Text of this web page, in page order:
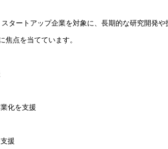
タートアップ企業を対象に、長期的な研究開発
点を当てています。
化を支援
援